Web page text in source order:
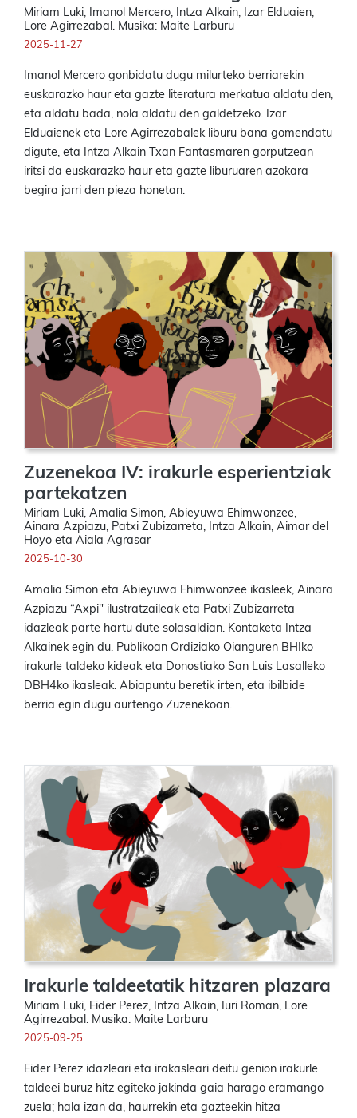
Miriam Luki, Imanol Mercero, Intza Alkain, Izar Elduaien,
Lore Agirrezabal. Musika: Maite Larburu
2025-11-27
Imanol Mercero gonbidatu dugu milurteko berriarekin
euskarazko haur eta gazte literatura merkatua aldatu den,
eta aldatu bada, nola aldatu den galdetzeko. Izar
Elduaienek eta Lore Agirrezabalek liburu bana gomendatu
digute, eta Intza Alkain Txan Fantasmaren gorputzean
iritsi da euskarazko haur eta gazte liburuaren azokara
begira jarri den pieza honetan.
Zuzenekoa IV: irakurle esperientziak
partekatzen
Miriam Luki, Amalia Simon, Abieyuwa Ehimwonzee,
Ainara Azpiazu, Patxi Zubizarreta, Intza Alkain, Aimar del
Hoyo eta Aiala Agrasar
2025-10-30
Amalia Simon eta Abieyuwa Ehimwonzee ikasleek, Ainara
Azpiazu “Axpi" ilustratzaileak eta Patxi Zubizarreta
idazleak parte hartu dute solasaldian. Kontaketa Intza
Alkainek egin du. Publikoan Ordiziako Oianguren BHIko
irakurle taldeko kideak eta Donostiako San Luis Lasalleko
DBH4ko ikasleak. Abiapuntu beretik irten, eta ibilbide
berria egin dugu aurtengo Zuzenekoan.
Irakurle taldeetatik hitzaren plazara
Miriam Luki, Eider Perez, Intza Alkain, Iuri Roman, Lore
Agirrezabal. Musika: Maite Larburu
2025-09-25
Eider Perez idazleari eta irakasleari deitu genion irakurle
taldeei buruz hitz egiteko jakinda gaia harago eramango
zuela; hala izan da, haurrekin eta gazteekin hitza